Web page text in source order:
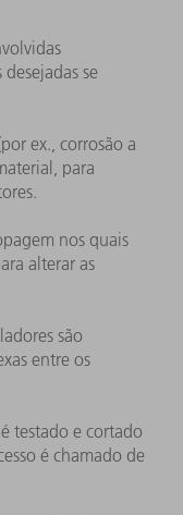
se
ex., corrosão a
para
nos quais
alterar as
são
entre os
testado e cortado
é chamado de